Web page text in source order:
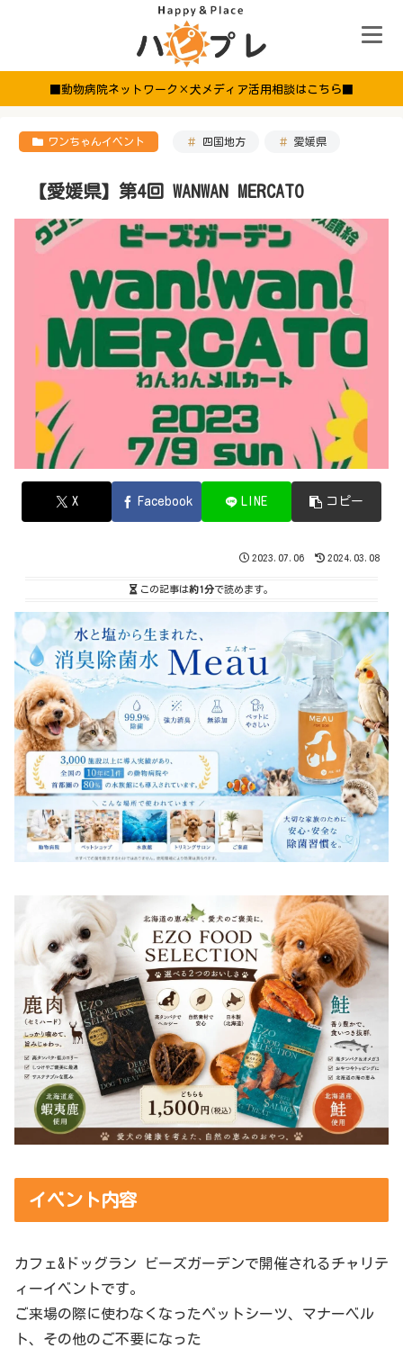
■動物病院ネットワーク×犬メディア活用相談はこちら■
ワンちゃんイベント 四国地方 愛媛県
【愛媛県】第4回 WANWAN MERCATO
X Facebook LINE コピー
2023.07.06 2024.03.08
この記事は約1分で読めます。
イベント内容
カフェ&ドッグラン ビーズガーデンで開催されるチャリテ
ィーイベントです。
ご来場の際に使わなくなったペットシーツ、マナーベル
ト、その他のご不要になった